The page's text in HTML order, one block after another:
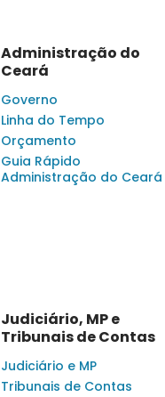
Administração do
Ceará
Governo
Linha do Tempo
Orçamento
Guia Rápido
Administração do Ceará
Judiciário, MP e
Tribunais de Contas
Judiciário e MP
Tribunais de Contas